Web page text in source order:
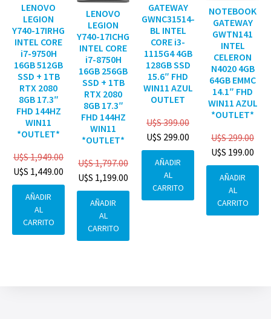
LENOVO
LEGION
Y740-17IRHG
INTEL CORE
i7-9750H
16GB 512GB
SSD + 1TB
RTX 2080
8GB 17.3″
FHD 144HZ
WIN11
*OUTLET*
U$S1,949.00
U$S 1,449.00
AÑADIR
AL
CARRITO
LENOVO
LEGION
Y740-17ICHG
INTEL CORE
i7-8750H
16GB 256GB
SSD + 1TB
RTX 2080
8GB 17.3″
FHD 144HZ
WIN11
*OUTLET*
U$S1,797.00
U$S 1,199.00
AÑADIR
AL
CARRITO
GATEWAY
GWNC31514-
BL INTEL
CORE i3-
1115G4 4GB
128GB SSD
15.6″ FHD
WIN11 AZUL
OUTLET
U$S399.00
U$S 299.00
AÑADIR
AL
CARRITO
NOTEBOOK
GATEWAY
GWTN141
INTEL
CELERON
N4020 4GB
64GB EMMC
14.1″ FHD
WIN11 AZUL
*OUTLET*
U$S299.00
U$S 199.00
AÑADIR
AL
CARRITO